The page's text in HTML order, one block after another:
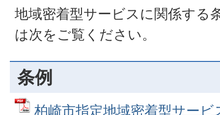
地域密着型サービスに関係する
は次をご覧ください。
条例
柏崎市指定地域密着型サー